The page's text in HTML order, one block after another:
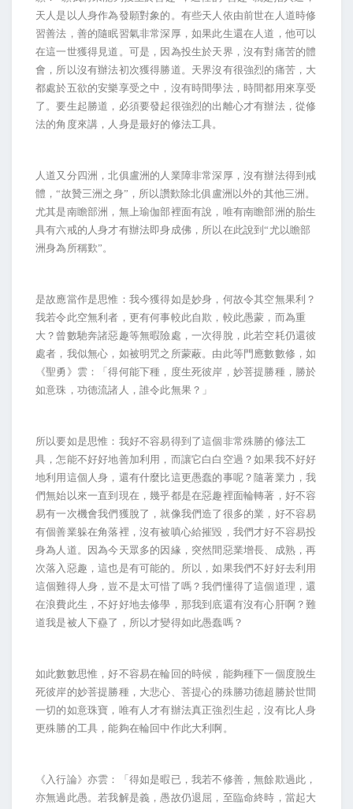
天人是以人身作為發願對象的。有些天人依由前世在人道時修
習善法，善的隨眠習氣非常深厚，如果此生還在人道，他可以
在這一世獲得見道。可是，因為投生於天界，沒有對痛苦的體
會，所以沒有辦法初次獲得勝道。天界沒有很強烈的痛苦，大
都處於五欲的安樂享受之中，沒有時間學法，時間都用來享受
了。要生起勝道，必須要發起很強烈的出離心才有辦法，從修
法的角度來講，人身是最好的修法工具。
人道又分四洲，北俱盧洲的人業障非常深厚，沒有辦法得到戒
體，“故贊三洲之身”，所以讚歎除北俱盧洲以外的其他三洲。
尤其是南瞻部洲，無上瑜伽部裡面有說，唯有南瞻部洲的胎生
具有六戒的人身才有辦法即身成佛，所以在此說到“尤以瞻部
洲身為所稱歎”。
是故應當作是思惟：我今獲得如是妙身，何故令其空無果利？
我若令此空無利者，更有何事較此自欺，較此愚蒙，而為重
大？曾數馳奔諸惡趣等無暇險處，一次得脫，此若空耗仍還彼
處者，我似無心，如被明咒之所蒙蔽。由此等門應數數修，如
《聖勇》雲：「得何能下種，度生死彼岸，妙菩提勝種，勝於
如意珠，功德流諸人，誰令此無果？」
所以要如是思惟：我好不容易得到了這個非常殊勝的修法工
具，怎能不好好地善加利用，而讓它白白空過？如果我不好好
地利用這個人身，還有什麼比這更愚蠢的事呢？隨著業力，我
們無始以來一直到現在，幾乎都是在惡趣裡面輪轉著，好不容
易有一次機會我們獲脫了，就像我們造了很多的業，好不容易
有個善業躲在角落裡，沒有被嗔心給摧毀，我們才好不容易投
身為人道。因為今天眾多的因緣，突然間惡業增長、成熟，再
次落入惡趣，這也是有可能的。所以，如果我們不好好去利用
這個難得人身，豈不是太可惜了嗎？我們懂得了這個道理，還
在浪費此生，不好好地去修學，那我到底還有沒有心肝啊？難
道我是被人下蠱了，所以才變得如此愚蠢嗎？
如此數數思惟，好不容易在輪回的時候，能夠種下一個度脫生
死彼岸的妙菩提勝種，大悲心、菩提心的殊勝功德超勝於世間
一切的如意珠寶，唯有人才有辦法真正強烈生起，沒有比人身
更殊勝的工具，能夠在輪回中作此大利啊。
《入行論》亦雲：「得如是暇已，我若不修善，無餘欺過此，
亦無過此愚。若我解是義，愚故仍退屈，至臨命終時，當起大